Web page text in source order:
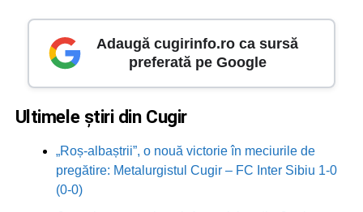
Adaugă cugirinfo.ro ca sursă
preferată pe Google
Ultimele știri din Cugir
„Roș-albaștrii”, o nouă victorie în meciurile de
pregătire: Metalurgistul Cugir – FC Inter Sibiu 1-0
(0-0)